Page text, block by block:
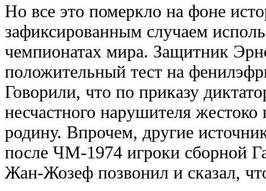
Но все это померкло на фоне
зафиксированным случаем
чемпионатах мира. Защитник
положительный тест на
Говорили, что по приказу
несчастного нарушителя жестоко
родину. Впрочем, другие
после ЧМ-1974 игроки сборной
Жан-Жозеф позвонил и сказал,